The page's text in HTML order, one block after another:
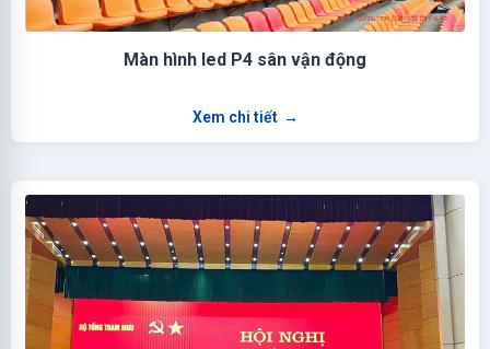
Màn hình led P4 sân vận động
Xem chi tiết →